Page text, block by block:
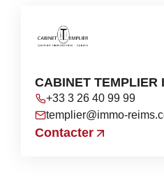
CABINET TEMPLIER
+33 3 26 40 99 99
templier@immo-
Contacter